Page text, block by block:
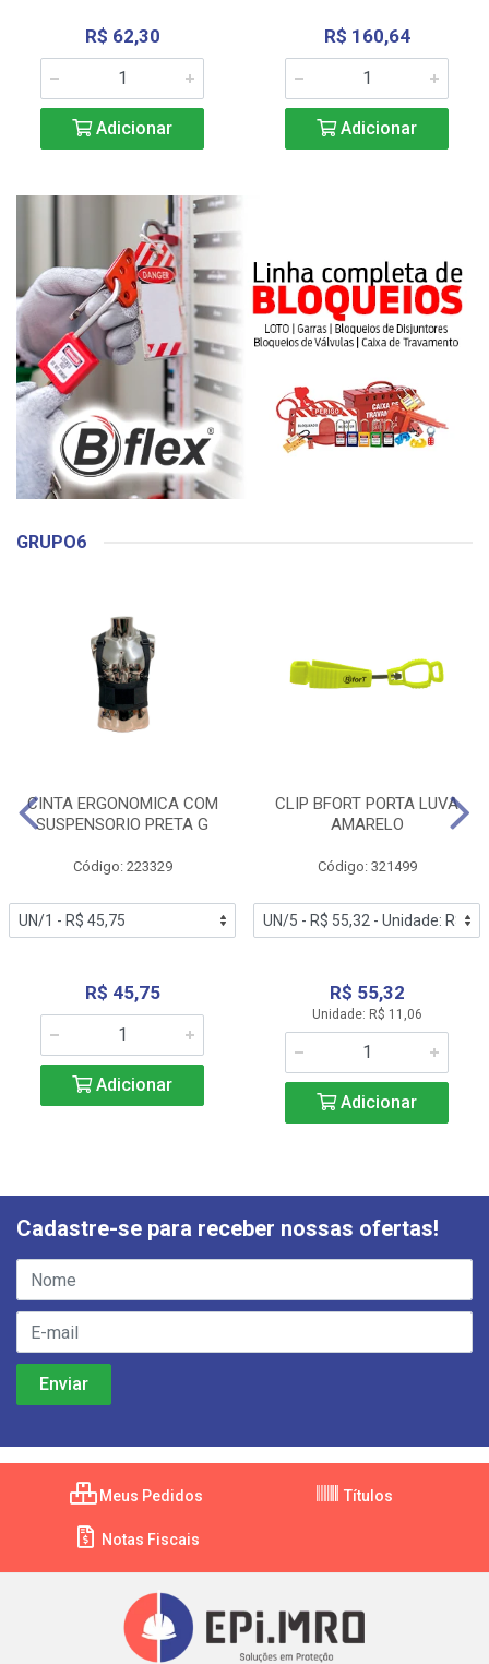
R$ 62,30
Adicionar
R$ 160,64
Adicionar
GRUPO6
CINTA ERGONOMICA COM
SUSPENSORIO PRETA G
Código: 223329
R$ 45,75
Adicionar
CLIP BFORT PORTA LUVA
AMARELO
Código: 321499
R$ 55,32
Unidade: R$ 11,06
Adicionar
Cadastre-se para receber nossas ofertas!
Meus Pedidos Títulos
Notas Fiscais